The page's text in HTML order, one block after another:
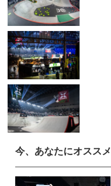
今、あなたにオススメ